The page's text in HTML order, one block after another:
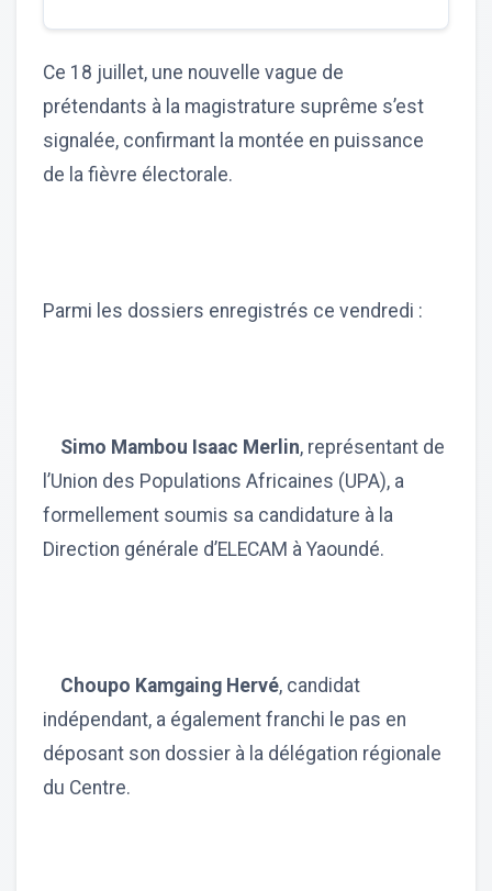
Ce 18 juillet, une nouvelle vague de
prétendants à la magistrature suprême s’est
signalée, confirmant la montée en puissance
de la fièvre électorale.
Parmi les dossiers enregistrés ce vendredi :
Simo Mambou Isaac Merlin, représentant de
l’Union des Populations Africaines (UPA), a
formellement soumis sa candidature à la
Direction générale d’ELECAM à Yaoundé.
Choupo Kamgaing Hervé, candidat
indépendant, a également franchi le pas en
déposant son dossier à la délégation régionale
du Centre.